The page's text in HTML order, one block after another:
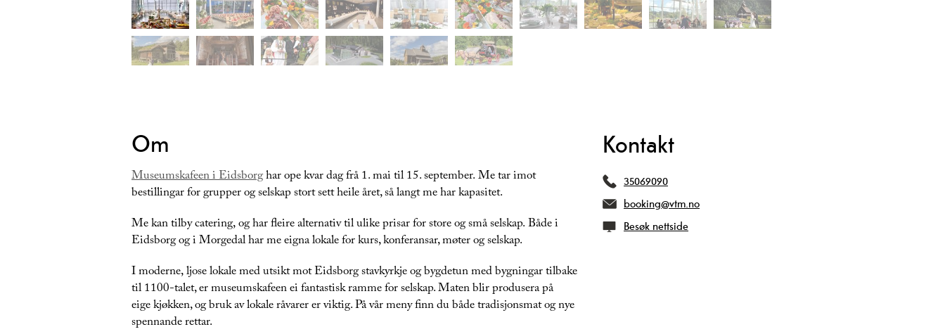
Om
Museumskafeen i Eidsborghar ope kvar dag frå 1. mai til 15. september. Me tar imot
bestillingar for grupper og selskap stort sett heile året, så langt me har kapasitet.
Me kan tilby catering, og har fleire alternativ til ulike prisar for store og små selskap. Både i
Eidsborg og i Morgedal har me eigna lokale for kurs, konferansar, møter og selskap.
I moderne, ljose lokale med utsikt mot Eidsborg stavkyrkje og bygdetun med bygningar tilbake
til 1100-talet, er museumskafeen ei fantastisk ramme for selskap. Maten blir produsera på
eige kjøkken, og bruk av lokale råvarer er viktig. På vår meny finn du både tradisjonsmat og nye
spennande rettar.
Kontakt
35069090
booking@vtm.no
Besøk nettside